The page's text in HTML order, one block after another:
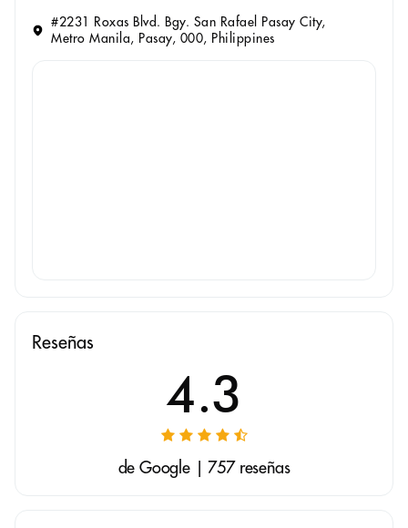
#2231 Roxas Blvd. Bgy. San Rafael Pasay City,
Metro Manila, Pasay, 000, Philippines
Reseñas
4.3
de Google | 757 reseñas